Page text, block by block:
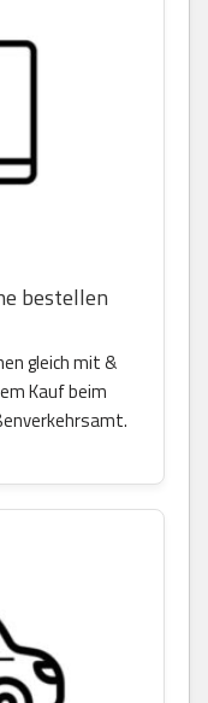
bestellen
gleich mit &
Kauf beim